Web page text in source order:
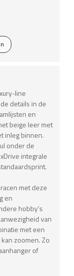
line
details in de
en
beige leer met
inleg binnen.
onder de
integrale
met deze
en
hobby’s
van
met een
zoomen. Zo
of